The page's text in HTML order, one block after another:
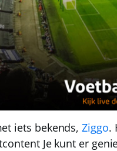
iets bekends,Ziggo.
Je kunt er